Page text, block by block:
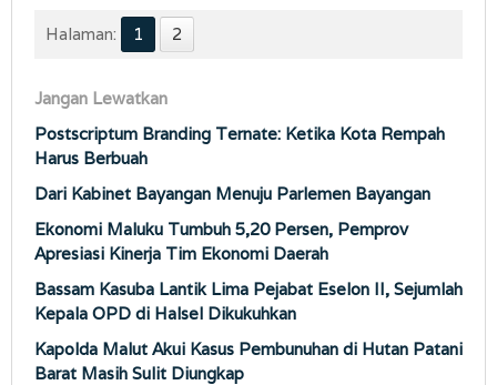
Halaman: 1 2
Jangan Lewatkan
Postscriptum Branding Ternate: Ketika Kota Rempah
Harus Berbuah
Dari Kabinet Bayangan Menuju Parlemen Bayangan
Ekonomi Maluku Tumbuh 5,20 Persen, Pemprov
Apresiasi Kinerja Tim Ekonomi Daerah
Bassam Kasuba Lantik Lima Pejabat Eselon II, Sejumlah
Kepala OPD di Halsel Dikukuhkan
Kapolda Malut Akui Kasus Pembunuhan di Hutan Patani
Barat Masih Sulit Diungkap